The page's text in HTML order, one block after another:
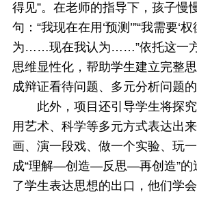
得见”。在老师的指导下，孩子慢
句：“我现在在用‘预测’”“我需要‘
为……现在我认为……”依托这一
思维显性化，帮助学生建立完整
成辩证看待问题、多元分析问题的
此外，项目还引导学生将探
用艺术、科学等多元方式表达出
画、演一段戏、做一个实验、玩
成“理解—创造—反思—再创造”的
了学生表达思想的出口，他们学